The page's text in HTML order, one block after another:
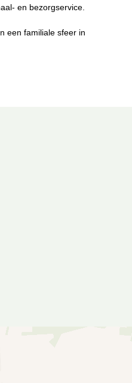
en bezorgservice.
een familiale sfeer in